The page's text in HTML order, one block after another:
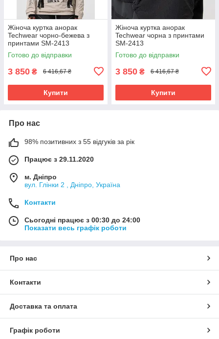
Жіноча куртка анорак
Techwear чорно-бежева з
принтами SM-2413
Готово до відправки
3 850 ₴ 6 416,67 ₴
Купити
Жіноча куртка анорак
Techwear чорна з принтами
SM-2413
Готово до відправки
3 850 ₴ 6 416,67 ₴
Купити
Про нас
98% позитивних з 55 відгуків за рік
Працює з 29.11.2020
м. Дніпро
вул. Глінки 2 , Дніпро, Україна
Контакти
Сьогодні працює з 00:30 до 24:00
Показати весь графік роботи
Про нас
Контакти
Доставка та оплата
Графік роботи